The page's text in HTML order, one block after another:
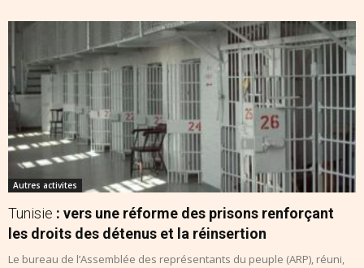
Autres activites
Tunisie : vers une réforme des prisons renforçant
les droits des détenus et la réinsertion
Le bureau de l’Assemblée des représentants du peuple (ARP), réuni,